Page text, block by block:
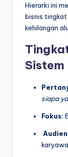
Hierarki ini
bisnis
kehilangan
Sistem
siapa
Fokus: